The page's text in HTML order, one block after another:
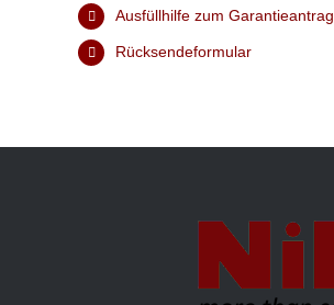
Ausfüllhilfe zum Garantieantrag
Rücksendeformular